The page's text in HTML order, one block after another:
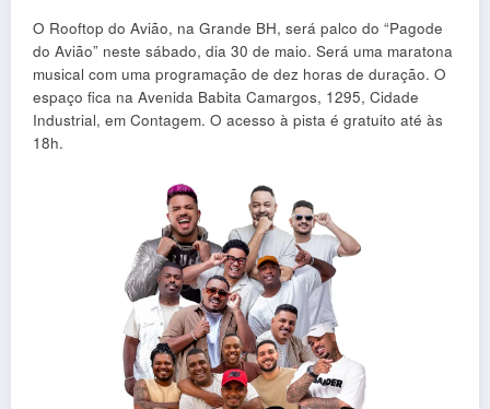
O Rooftop do Avião, na Grande BH, será palco do “Pagode
do Avião” neste sábado, dia 30 de maio. Será uma maratona
musical com uma programação de dez horas de duração. O
espaço fica na Avenida Babita Camargos, 1295, Cidade
Industrial, em Contagem. O acesso à pista é gratuito até às
18h.